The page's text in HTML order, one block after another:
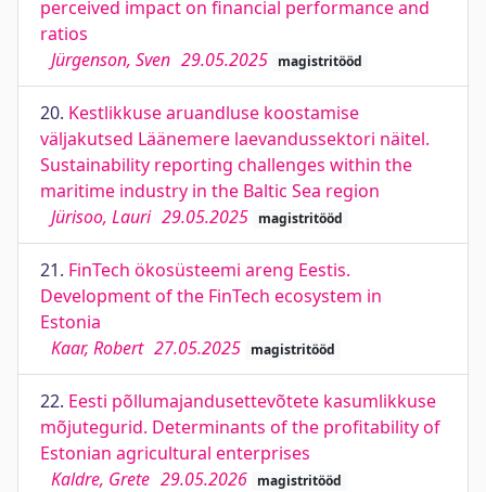
perceived impact on financial performance and
ratios
Jürgenson, Sven 29.05.2025 magistritööd
20. Kestlikkuse aruandluse koostamise
väljakutsed Läänemere laevandussektori näitel.
Sustainability reporting challenges within the
maritime industry in the Baltic Sea region
Jürisoo, Lauri 29.05.2025 magistritööd
21. FinTech ökosüsteemi areng Eestis.
Development of the FinTech ecosystem in
Estonia
Kaar, Robert 27.05.2025 magistritööd
22. Eesti põllumajandusettevõtete kasumlikkuse
mõjutegurid. Determinants of the profitability of
Estonian agricultural enterprises
Kaldre, Grete 29.05.2026 magistritööd